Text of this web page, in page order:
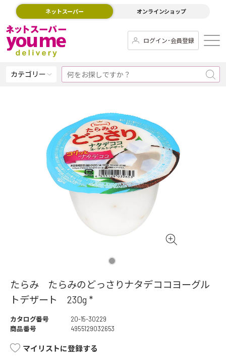
ネットスーパー オンラインショップ
ログイン･会員登録
カテゴリー
たらみ たらみのどっさりナタデココヨーグル
トデザート 230g *
カタログ番号
20-15-30229
商品番号
4955129032653
マイリストに登録する